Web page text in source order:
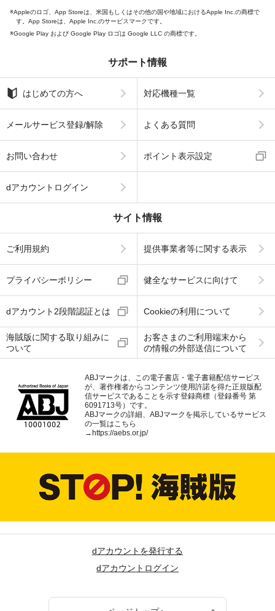
Appleのロゴ、App Storeは、米国もしくはその他の国や地域におけるApple Inc.の商標で
す。App Storeは、Apple Inc.のサービスマークです。
Google Play および Google Play ロゴは Google LLC の商標です。
サポート情報
はじめての方へ 対応機種一覧
メールサービス登録/解除 よくある質問
お問い合わせ ポイント表示設定
dアカウントログイン
サイト情報
ご利用規約 提供事業者等に関する表示
プライバシーポリシー 健全なサービスに向けて
dアカウント2段階認証とは Cookieの利用について
海賊版に関する取り組みに
ついて
お客さまのご利用端末から
の情報の外部送信について
ABJマークは、この電子書店・電子書籍配信サービス
が、著作権者からコンテンツ使用許諾を得た正規版配
信サービスであることを示す登録商標（登録番号 第
6091713号）です。
ABJマークの詳細、ABJマークを掲示しているサービス
の一覧はこちら
→ https://aebs.or.jp/
dアカウントを発行する
dアカウントログイン